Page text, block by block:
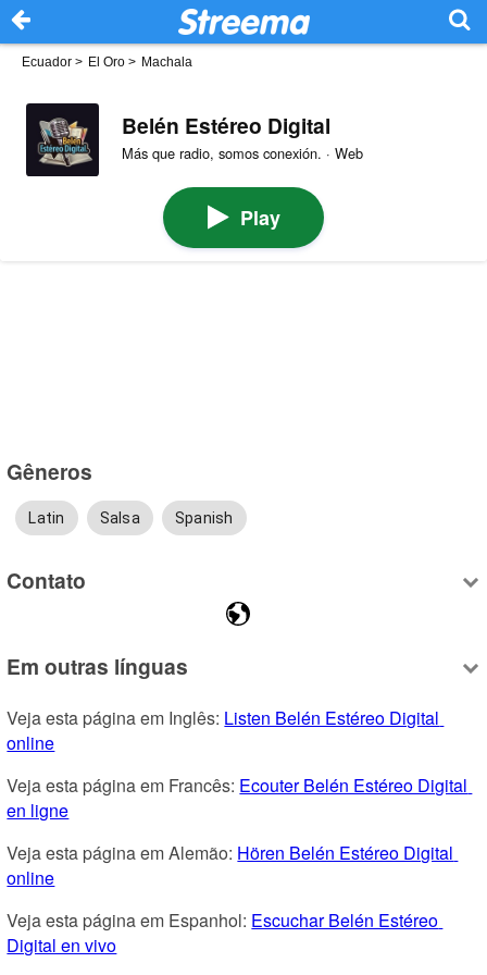
Ecuador > El Oro > Machala
Belén Estéreo Digital
Más que radio, somos conexión. · Web
Play
Gêneros
Latin Salsa Spanish
Contato
Em outras línguas
Veja esta página em Inglês: Listen Belén Estéreo Digital
online
Veja esta página em Francês: Ecouter Belén Estéreo Digital
en ligne
Veja esta página em Alemão: Hören Belén Estéreo Digital
online
Veja esta página em Espanhol: Escuchar Belén Estéreo
Digital en vivo